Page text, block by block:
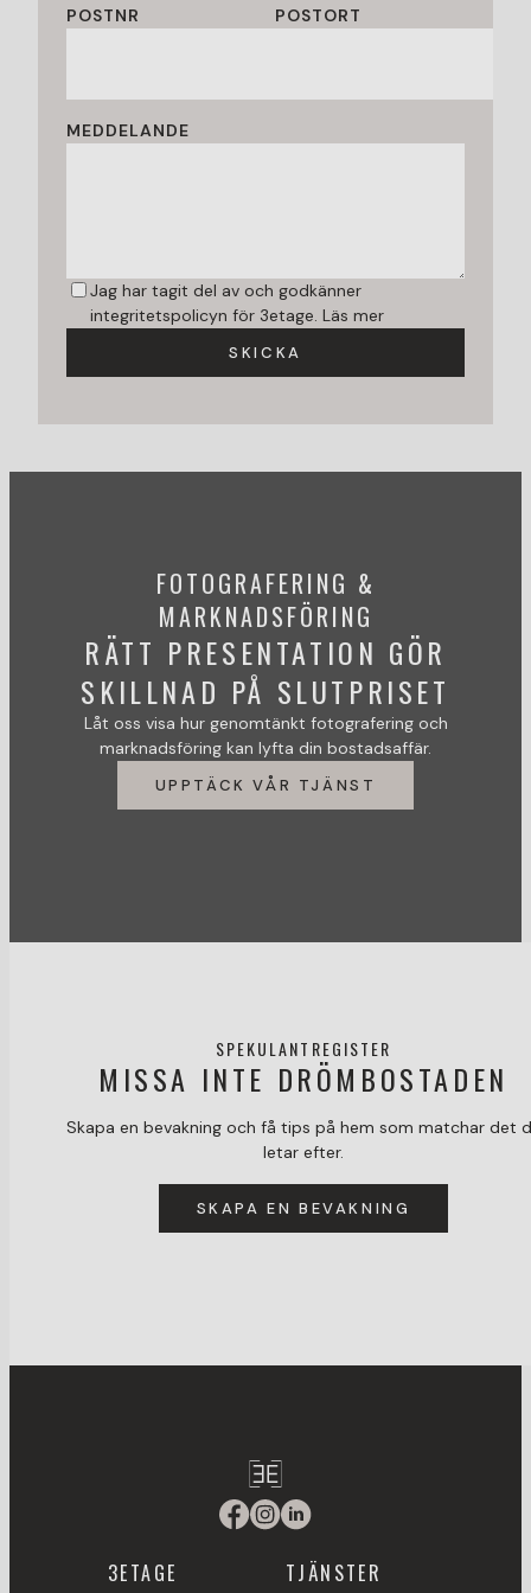
POSTNR POSTORT
MEDDELANDE
Jag har tagit del av och godkänner
integritetspolicyn för 3etage. Läs mer
SKICKA
FOTOGRAFERING &
MARKNADSFÖRING
RÄTT PRESENTATION GÖR
SKILLNAD PÅ SLUTPRISET
Låt oss visa hur genomtänkt fotografering och
marknadsföring kan lyfta din bostadsaffär.
UPPTÄCK VÅR TJÄNST
SPEKULANTREGISTER
MISSA INTE DRÖMBOSTADEN
Skapa en bevakning och få tips på hem som matchar det
letar efter.
SKAPA EN BEVAKNING
3ETAGE TJÄNSTER